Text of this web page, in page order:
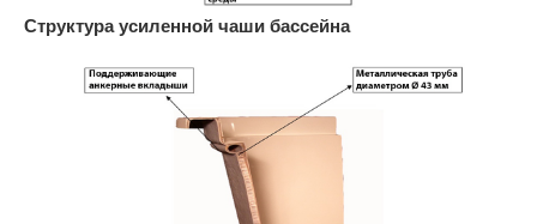
Структура усиленной чаши бассейна